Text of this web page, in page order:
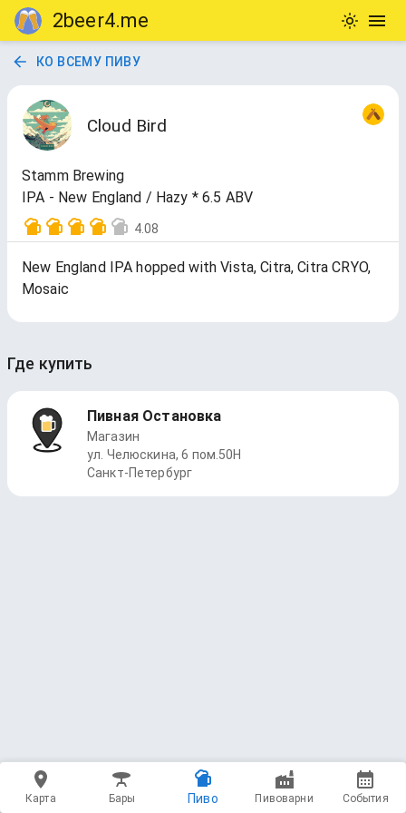
2beer4.me
КО ВСЕМУ ПИВУ
Cloud Bird
Stamm Brewing
IPA - New England / Hazy * 6.5 ABV
4.08
New England IPA hopped with Vista, Citra, Citra CRYO,
Mosaic
Где купить
Пивная Остановка
Магазин
ул. Челюскина, 6 пом.50Н
Санкт-Петербург
Карта Бары Пиво Пивоварни События